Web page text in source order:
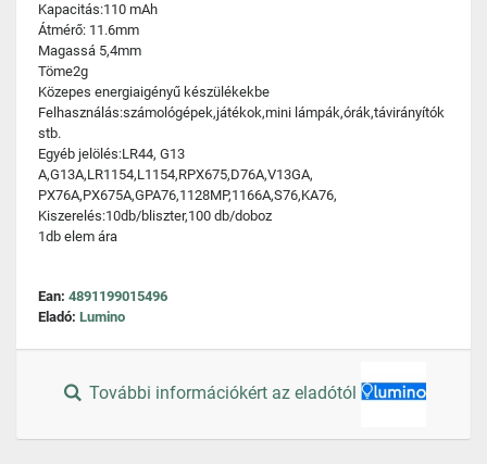
Kapacitás:110 mAh
Átmérő: 11.6mm
Magassá 5,4mm
Töme2g
Közepes energiaigényű készülékekbe
Felhasználás:számológépek,játékok,mini lámpák,órák,távirányítók
stb.
Egyéb jelölés:LR44, G13
A,G13A,LR1154,L1154,RPX675,D76A,V13GA,
PX76A,PX675A,GPA76,1128MP,1166A,S76,KA76,
Kiszerelés:10db/bliszter,100 db/doboz
1db elem ára
Ean: 4891199015496
Eladó: Lumino
További információkért az eladótól